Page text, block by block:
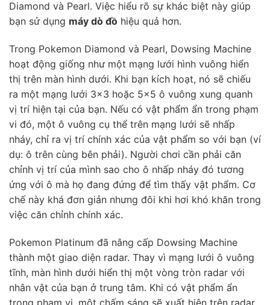
Diamond và Pearl. Việc hiểu rõ sự khác biệt này giúp
bạn sử dụng máy dò đồ hiệu quả hơn.
Trong Pokemon Diamond và Pearl, Dowsing Machine
hoạt động giống như một mạng lưới hình vuông hiển
thị trên màn hình dưới. Khi bạn kích hoạt, nó sẽ chiếu
ra một mạng lưới 3×3 hoặc 5×5 ô vuông xung quanh
vị trí hiện tại của bạn. Nếu có vật phẩm ẩn trong phạm
vi đó, một ô vuông cụ thể trên mạng lưới sẽ nhấp
nháy, chỉ ra vị trí chính xác của vật phẩm so với bạn (ví
dụ: ô trên cùng bên phải). Người chơi cần phải căn
chỉnh vị trí của mình sao cho ô nhấp nháy đó tương
ứng với ô mà họ đang đứng để tìm thấy vật phẩm. Cơ
chế này khá đơn giản nhưng đôi khi hơi khó khăn trong
việc căn chỉnh chính xác.
Pokemon Platinum đã nâng cấp Dowsing Machine
thành một giao diện radar. Thay vì mạng lưới ô vuông
tĩnh, màn hình dưới hiển thị một vòng tròn radar với
nhân vật của bạn ở trung tâm. Khi có vật phẩm ẩn
trong phạm vi, một chấm sáng sẽ xuất hiện trên radar